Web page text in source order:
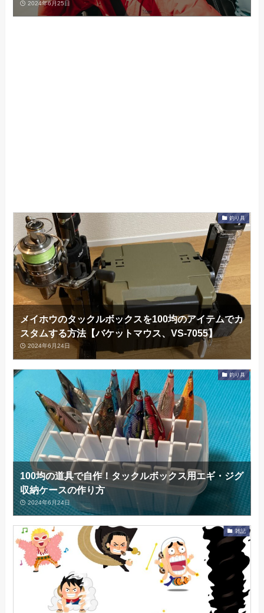
2024年6月25日
釣り具
メイホウのタックルボックスを100均のアイテムでカ
スタムする方法【バケットマウス、VS-7055】
2024年6月24日
釣り具
100均の道具で自作！タックルボックス用エギ・ジグ
収納ケースの作り方
2024年6月24日
雑記